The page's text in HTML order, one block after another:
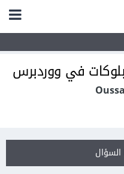
في ووردبرس